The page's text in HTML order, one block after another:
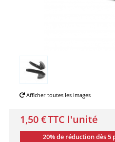
Afficher toutes les images
1,50 €TTC l'unité
20% de réduction dès 5